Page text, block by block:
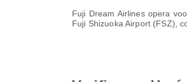
Fuji Dream Airlines opera
Fuji Shizuoka Airport (FSZ),